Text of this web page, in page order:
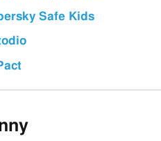
Safe Kids